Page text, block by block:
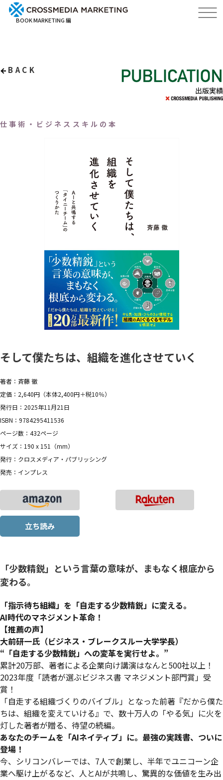
BOOK MARKETING 編
BACK
出版実績
仕事術・ビジネススキルの本
そして僕たちは、組織を進化させていく
著者：斉藤 徹
定価：2,640円（本体2,400円＋税10％）
発行日：2025年11月21日
ISBN：9784295411536
ページ数：432ページ
サイズ：190 x 151（mm）
発行：クロスメディア・パブリッシング
発売：インプレス
立ち読み
「少数精鋭」という言葉の意味が、まもなく根底から
変わる。
「指示待ち組織」を「自走する少数精鋭」に変える。
AI時代のマネジメント革命！
【推薦の声】
大前研一氏（ビジネス・ブレークスルー大学学長）
“「自走する少数精鋭」への変革を実行せよ。”
累計20万部、著者による企業向け講演はなんと500社以上！
2023年度「読者が選ぶビジネス書 マネジメント部門賞」受
賞！
「自走する組織づくりのバイブル」となった前著『だから僕た
ちは、組織を変えていける』で、数十万人の「やる気」に火を
灯した著者が贈る、待望の続編。
あなたのチームを「AIネイティブ」に。最強の実践書、ついに
登場！
今、シリコンバレーでは、7人で創業し、半年でユニコーン企
業へ駆け上がるなど、人とAIが共鳴し、驚異的な価値を生み出